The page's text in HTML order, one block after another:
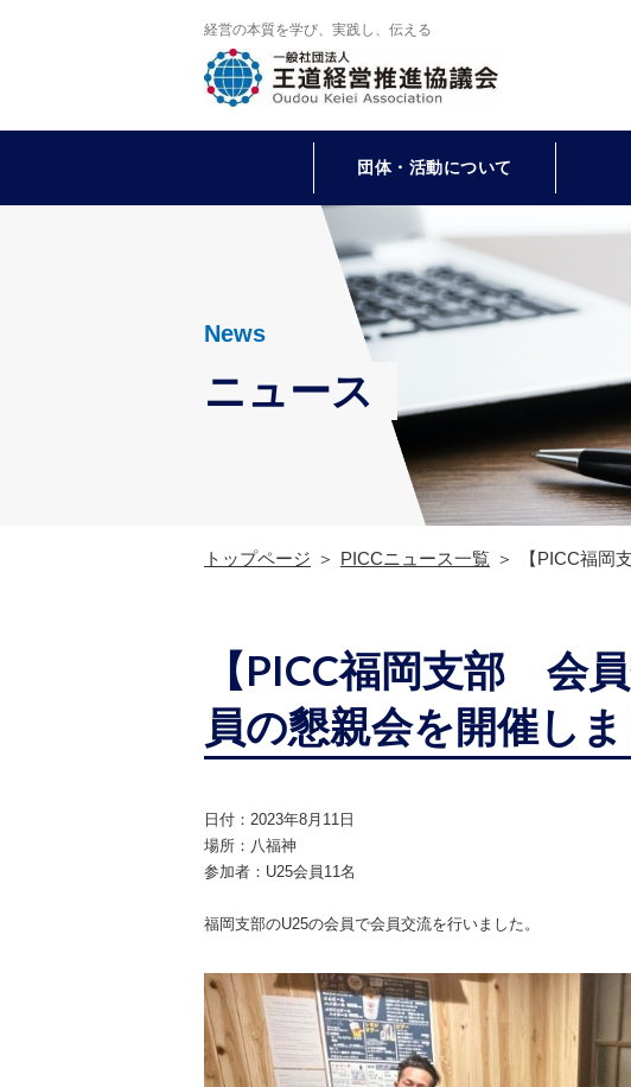
経営の本質を学び、実践し、伝える
団体・活動について
News
ニュース
トップページ PICCニュース一覧 【PICC福岡
【PICC福岡支部 会
員の懇親会を開催しま
日付：2023年8月11日
場所：八福神
参加者：U25会員11名
福岡支部のU25の会員で会員交流を行いました。